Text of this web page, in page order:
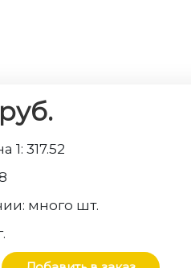
руб.
1: 317.52
много шт.